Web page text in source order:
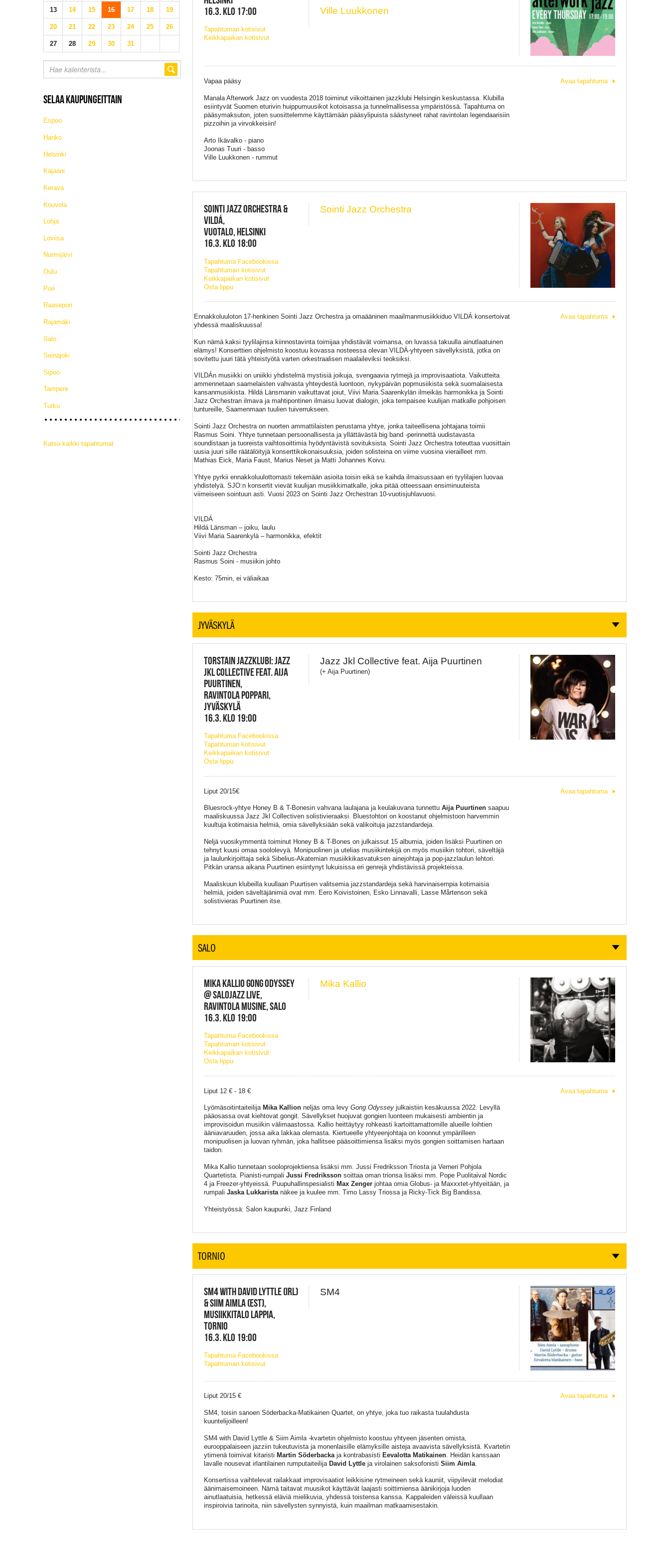
13 14 15 16 17 18 19
20 21 22 23 24 25 26
27 28 29 30 31
SELAA KAUPUNGEITTAIN
Espoo
Hanko
Helsinki
Kajaani
Kerava
Kouvola
Lohja
Loviisa
Nurmijärvi
Oulu
Pori
Raasepori
Rajamäki
Salo
Seinäjoki
Sipoo
Tampere
Turku
Katso kaikki tapahtumat
16.3. KLO 17:00
Tapahtuman kotisivut
Keikkapaikan kotisivut
Ville Luukkonen
Vapaa pääsy
Manala Afterwork Jazz on vuodesta 2018 toiminut viikoittainen jazzklubi Helsingin keskustassa. Klubilla
esiintyvät Suomen eturivin huippumuusikot kotoisassa ja tunnelmallisessa ympäristössä. Tapahtuma on
pääsymaksuton, joten suosittelemme käyttämään pääsylipuista säästyneet rahat ravintolan legendaarisiin
pizzoihin ja virvokkeisiin!
Arto Ikävalko - piano
Joonas Tuuri - basso
Ville Luukkonen - rummut
Avaa tapahtuma
SOINTI JAZZ ORCHESTRA &
VILDÁ,
VUOTALO, HELSINKI
16.3. KLO 18:00
Tapahtuma Facebookissa
Tapahtuman kotisivut
Keikkapaikan kotisivut
Osta lippu
Sointi Jazz Orchestra
Ennakkoluuloton 17-henkinen Sointi Jazz Orchestra ja omaääninen maailmanmusiikkiduo VILDÁ konsertoivat
yhdessä maaliskuussa!
Kun nämä kaksi tyylilajinsa kiinnostavinta toimijaa yhdistävät voimansa, on luvassa takuulla ainutlaatuinen
elämys! Konserttien ohjelmisto koostuu kovassa nosteessa olevan VILDÁ-yhtyeen sävellyksistä, jotka on
sovitettu juuri tätä yhteistyötä varten orkestraalisen maalaileviksi teoksiksi.
VILDÁn musiikki on uniikki yhdistelmä mystisiä joikuja, svengaavia rytmejä ja improvisaatiota. Vaikutteita
ammennetaan saamelaisten vahvasta yhteydestä luontoon, nykypäivän popmusiikista sekä suomalaisesta
kansanmusiikista. Hildá Länsmanin vaikuttavat joiut, Viivi Maria Saarenkylän ilmeikäs harmonikka ja Sointi
Jazz Orchestran ilmava ja mahtipontinen ilmaisu luovat dialogin, joka tempaisee kuulijan matkalle pohjoisen
tuntureille, Saamenmaan tuulien tuiverrukseen.
Sointi Jazz Orchestra on nuorten ammattilaisten perustama yhtye, jonka taiteellisena johtajana toimii
Rasmus Soini. Yhtye tunnetaan persoonallisesta ja yllättävästä big band -perinnettä uudistavasta
soundistaan ja tuoreista vaihtosoittimia hyödyntävistä sovituksista. Sointi Jazz Orchestra toteuttaa vuosittain
uusia juuri sille räätälöityjä konserttikokonaisuuksia, joiden solisteina on viime vuosina vierailleet mm.
Mathias Eick, Maria Faust, Marius Neset ja Matti Johannes Koivu.
Yhtye pyrkii ennakkoluulottomasti tekemään asioita toisin eikä se kaihda ilmaisussaan eri tyylilajien luovaa
yhdistelyä. SJO:n konsertit vievät kuulijan musiikkimatkalle, joka pitää otteessaan ensiminuuteista
viimeiseen sointuun asti. Vuosi 2023 on Sointi Jazz Orchestran 10-vuotisjuhlavuosi.
VILDÁ
Hildá Länsman – joiku, laulu
Viivi Maria Saarenkylä – harmonikka, efektit
Sointi Jazz Orchestra
Rasmus Soini - musiikin johto
Kesto: 75min, ei väliaikaa
Avaa tapahtuma
JYVÄSKYLÄ
TORSTAIN JAZZKLUBI: JAZZ
JKL COLLECTIVE FEAT. AIJA
PUURTINEN,
RAVINTOLA POPPARI,
JYVÄSKYLÄ
16.3. KLO 19:00
Tapahtuma Facebookissa
Tapahtuman kotisivut
Keikkapaikan kotisivut
Osta lippu
Jazz Jkl Collective feat. Aija Puurtinen
(+ Aija Puurtinen)
Liput 20/15€
Bluesrock-yhtye Honey B & T-Bonesin vahvana laulajana ja keulakuvana tunnettu Aija Puurtinensaapuu
maaliskuussa Jazz Jkl Collectiven solistivieraaksi. Bluestohtori on koostanut ohjelmistoon harvemmin
kuultuja kotimaisia helmiä, omia sävellyksiään sekä valikoituja jazzstandardeja.
Neljä vuosikymmentä toiminut Honey B & T-Bones on julkaissut 15 albumia, joiden lisäksi Puurtinen on
tehnyt kuusi omaa soololevyä. Monipuolinen ja utelias musiikintekijä on myös musiikin tohtori, säveltäjä
ja laulunkirjoittaja sekä Sibelius-Akatemian musiikkikasvatuksen ainejohtaja ja pop-jazzlaulun lehtori.
Pitkän uransa aikana Puurtinen esiintynyt lukuisissa eri genrejä yhdistävissä projekteissa.
Maaliskuun klubeilla kuullaan Puurtisen valitsemia jazzstandardeja sekä harvinaisempia kotimaisia
helmiä, joiden säveltäjänimiä ovat mm. Eero Koivistoinen, Esko Linnavalli, Lasse Mårtenson sekä
solistivieras Puurtinen itse.
Avaa tapahtuma
SALO
MIKA KALLIO GONG ODYSSEY
@ SALOJAZZ LIVE,
RAVINTOLA MUSINE, SALO
16.3. KLO 19:00
Tapahtuma Facebookissa
Tapahtuman kotisivut
Keikkapaikan kotisivut
Osta lippu
Mika Kallio
Liput 12 € - 18 €
Lyömäsoitintaiteilija Mika Kallionneljäs oma levyGong Odysseyjulkaistiin kesäkuussa 2022. Levyllä
pääosassa ovat kiehtovat gongit. Sävellykset huojuvat gongien luonteen mukaisesti ambientin ja
improvisoidun musiikin välimaastossa. Kallio heittäytyy rohkeasti kartoittamattomille alueille loihtien
ääniavaruuden, jossa aika lakkaa olemasta. Kiertueelle yhtyeenjohtaja on koonnut ympärilleen
monipuolisen ja luovan ryhmän, joka hallitsee pääsoittimiensa lisäksi myös gongien soittamisen hartaan
taidon.
Mika Kallio tunnetaan sooloprojektiensa lisäksi mm. Jussi Fredriksson Triosta ja Verneri Pohjola
Quartetista. Pianisti-rumpali Jussi Fredrikssonsoittaa oman trionsa lisäksi mm. Pope Puolitaival Nordic
4 ja Freezer-yhtyeissä. Puupuhallinspesialisti Max Zengerjohtaa omia Globus- ja Maxxxtet-yhtyeitään, ja
rumpali Jaska Lukkaristanäkee ja kuulee mm. Timo Lassy Triossa ja Ricky-Tick Big Bandissa.
Yhteistyössä: Salon kaupunki, Jazz Finland
Avaa tapahtuma
TORNIO
SM4 WITH DAVID LYTTLE (IRL)
& SIIM AIMLA (EST),
MUSIIKKITALO LAPPIA,
TORNIO
16.3. KLO 19:00
Tapahtuma Facebookissa
Tapahtuman kotisivut
SM4
Liput 20/15 €
SM4, toisin sanoen Söderbacka-Matikainen Quartet, on yhtye, joka tuo raikasta tuulahdusta
kuuntelijoilleen!
SM4 with David Lyttle & Siim Aimla -kvartetin ohjelmisto koostuu yhtyeen jäsenten omista,
eurooppalaiseen jazziin tukeutuvista ja monenlaisille elämyksille aisteja avaavista sävellyksistä. Kvartetin
ytimenä toimivat kitaristi Martin Söderbackaja kontrabasisti Eevalotta Matikainen. Heidän kanssaan
lavalle nousevat irlantilainen rumputaiteilija David Lyttleja virolainen saksofonisti Siim Aimla.
Konsertissa vaihtelevat railakkaat improvisaatiot leikkisine rytmeineen sekä kauniit, viipyilevät melodiat
äänimaisemoineen. Nämä taitavat muusikot käyttävät laajasti soittimiensa äänikirjoja luoden
ainutlaatuisia, hetkessä eläviä mielikuvia, yhdessä toistensa kanssa. Kappaleiden väleissä kuullaan
inspiroivia tarinoita, niin sävellysten synnyistä, kuin maailman matkaamisestakin.
Avaa tapahtuma